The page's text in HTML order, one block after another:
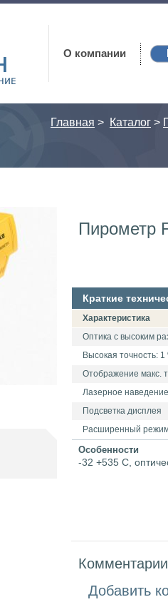
О компании
Главная > Каталог >
Пирометр
Краткие
Характеристика
Оптика с высоким
Высокая точность:
Отображение макс.
Лазерное наведение
Подсветка дисплея
Расширенный
Особенности
-32 +535 C,
Добавить